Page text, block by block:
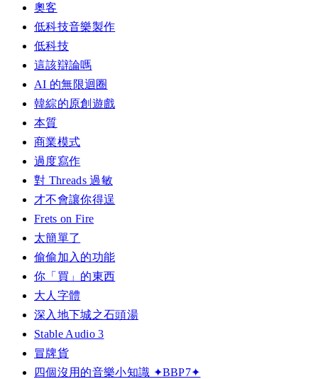
奧客
低科技音樂製作
低科技
這該辯論嗎
AI 的無限迴圈
韓綜的原創遊戲
本質
商業模式
過度寫作
對 Threads 過敏
才不會讓你得逞
Frets on Fire
太簡單了
偷偷加入的功能
你「買」的東西
大人字體
深入地下城之石頭湯
Stable Audio 3
冒牌貨
四個沒用的音樂小知識 ✦BBP7✦